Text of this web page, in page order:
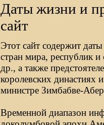
Даты жизни и
сайт
Этот сайт содержит
стран мира, республик и
др., а также
королевских династиях
министре Зимбабве-
Временной диапазон